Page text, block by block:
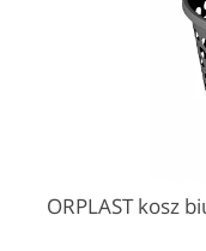
ORPLAST kosz